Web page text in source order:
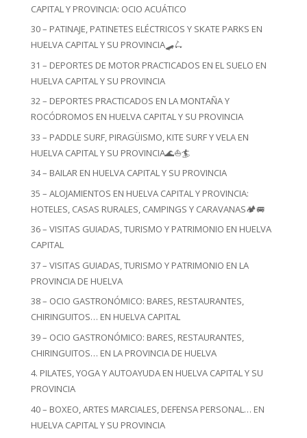
CAPITAL Y PROVINCIA: OCIO ACUÁTICO
30 – PATINAJE, PATINETES ELÉCTRICOS Y SKATE PARKS EN
HUELVA CAPITAL Y SU PROVINCIA🛹🛴
31 – DEPORTES DE MOTOR PRACTICADOS EN EL SUELO EN
HUELVA CAPITAL Y SU PROVINCIA
32 – DEPORTES PRACTICADOS EN LA MONTAÑA Y
ROCÓDROMOS EN HUELVA CAPITAL Y SU PROVINCIA
33 – PADDLE SURF, PIRAGÜISMO, KITE SURF Y VELA EN
HUELVA CAPITAL Y SU PROVINCIA🌊⛵🏄
34 – BAILAR EN HUELVA CAPITAL Y SU PROVINCIA
35 – ALOJAMIENTOS EN HUELVA CAPITAL Y PROVINCIA:
HOTELES, CASAS RURALES, CAMPINGS Y CARAVANAS🏕️🚐
36 – VISITAS GUIADAS, TURISMO Y PATRIMONIO EN HUELVA
CAPITAL
37 – VISITAS GUIADAS, TURISMO Y PATRIMONIO EN LA
PROVINCIA DE HUELVA
38 – OCIO GASTRONÓMICO: BARES, RESTAURANTES,
CHIRINGUITOS… EN HUELVA CAPITAL
39 – OCIO GASTRONÓMICO: BARES, RESTAURANTES,
CHIRINGUITOS… EN LA PROVINCIA DE HUELVA
4. PILATES, YOGA Y AUTOAYUDA EN HUELVA CAPITAL Y SU
PROVINCIA
40 – BOXEO, ARTES MARCIALES, DEFENSA PERSONAL… EN
HUELVA CAPITAL Y SU PROVINCIA